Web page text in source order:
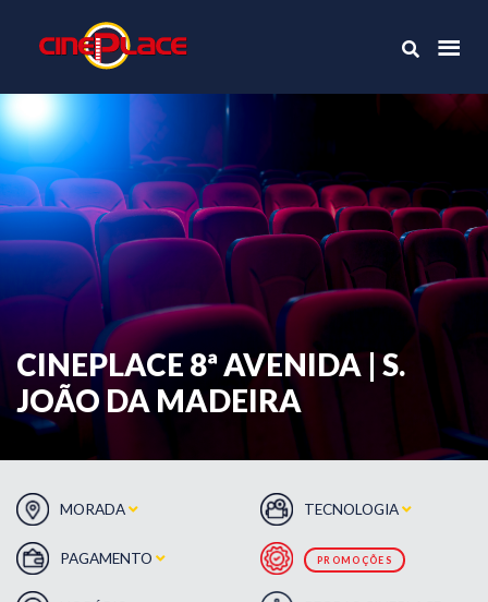
CINEPLACE 8ª AVENIDA | S.
JOÃO DA MADEIRA
MORADA
PAGAMENTO
TECNOLOGIA
PROMOÇÕES